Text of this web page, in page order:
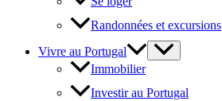
Randonnées et excursions
Vivre au Portugal
Immobilier
Investir au Portugal